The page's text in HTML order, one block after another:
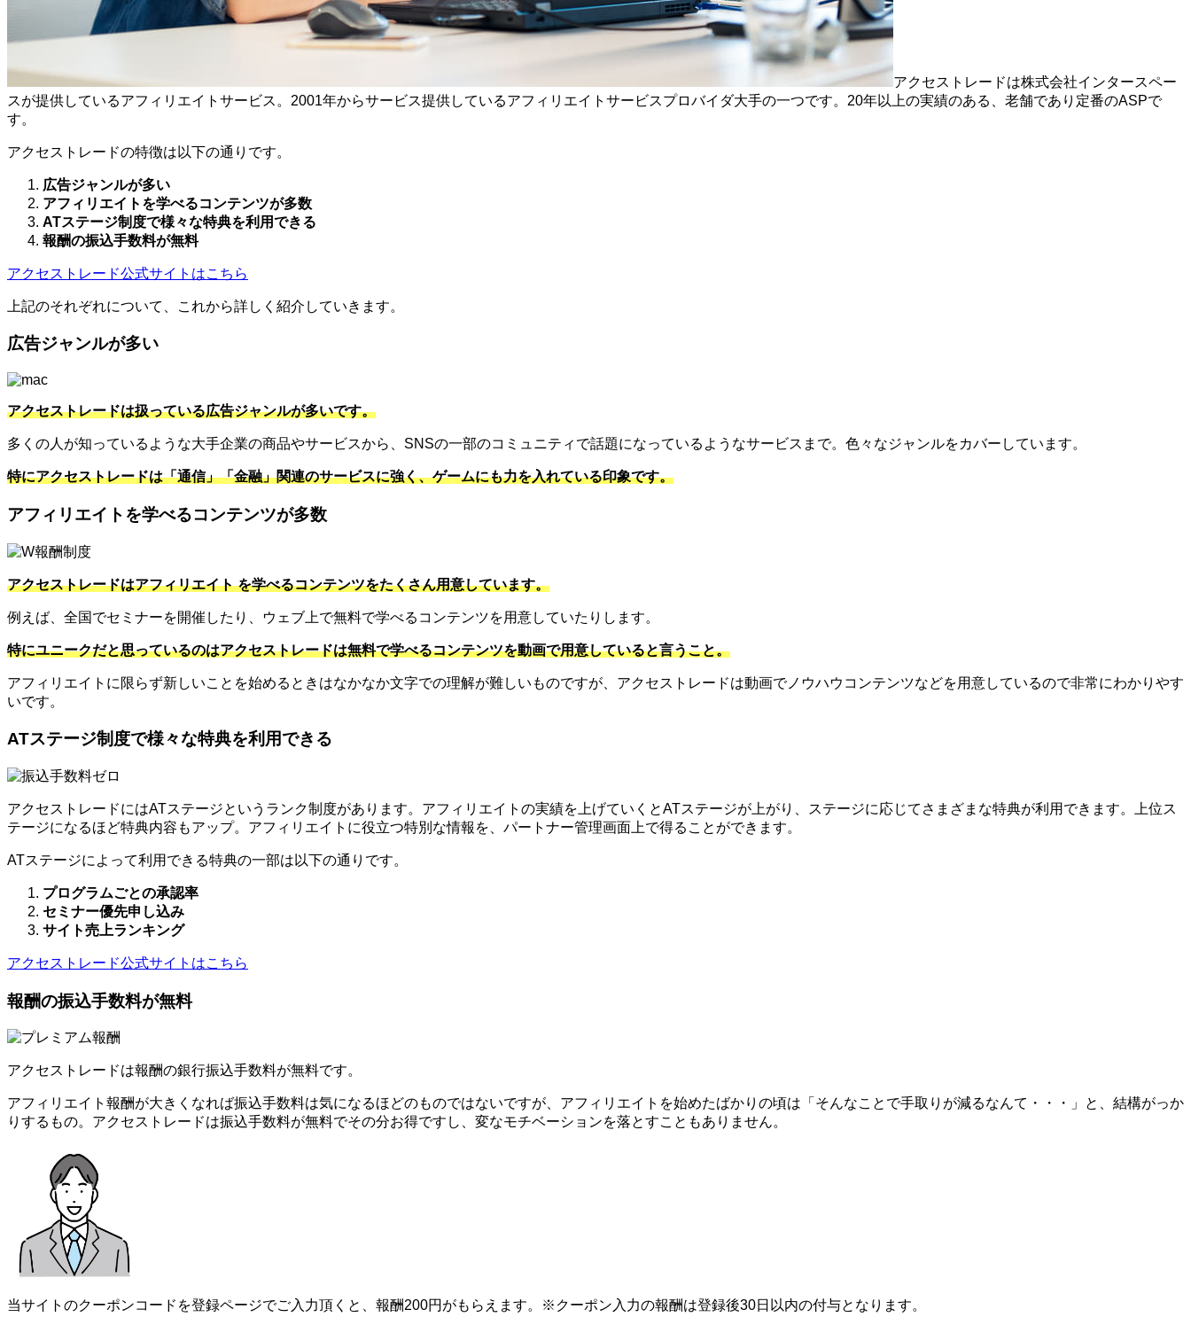
アクセストレードは株式会社インタースペー
スが提供しているアフィリエイトサービス。2001年からサービス提供しているアフィリエイトサービスプロバイダ大手の一つです。20年以上の実績のある、老舗であり定番のASPで
す。
アクセストレードの特徴は以下の通りです。
広告ジャンルが多い
アフィリエイトを学べるコンテンツが多数
ATステージ制度で様々な特典を利用できる
報酬の振込手数料が無料
アクセストレード公式サイトはこちら
上記のそれぞれについて、これから詳しく紹介していきます。
広告ジャンルが多い
アクセストレードは扱っている広告ジャンルが多いです。
多くの人が知っているような大手企業の商品やサービスから、SNSの一部のコミュニティで話題になっているようなサービスまで。色々なジャンルをカバーしています。
特にアクセストレードは「通信」「金融」関連のサービスに強く、ゲームにも力を入れている印象です。
アフィリエイトを学べるコンテンツが多数
アクセストレードはアフィリエイト を学べるコンテンツをたくさん用意しています。
例えば、全国でセミナーを開催したり、ウェブ上で無料で学べるコンテンツを用意していたりします。
特にユニークだと思っているのはアクセストレードは無料で学べるコンテンツを動画で用意していると言うこと。
アフィリエイトに限らず新しいことを始めるときはなかなか文字での理解が難しいものですが、アクセストレードは動画でノウハウコンテンツなどを用意しているので非常にわかりやす
いです。
ATステージ制度で様々な特典を利用できる
アクセストレードにはATステージというランク制度があります。アフィリエイトの実績を上げていくとATステージが上がり、ステージに応じてさまざまな特典が利用できます。上位ス
テージになるほど特典内容もアップ。アフィリエイトに役立つ特別な情報を、パートナー管理画面上で得ることができます。
ATステージによって利用できる特典の一部は以下の通りです。
プログラムごとの承認率
セミナー優先申し込み
サイト売上ランキング
アクセストレード公式サイトはこちら
報酬の振込手数料が無料
アクセストレードは報酬の銀行振込手数料が無料です。
アフィリエイト報酬が大きくなれば振込手数料は気になるほどのものではないですが、アフィリエイトを始めたばかりの頃は「そんなことで手取りが減るなんて・・・」と、結構がっか
りするもの。アクセストレードは振込手数料が無料でその分お得ですし、変なモチベーションを落とすこともありません。
当サイトのクーポンコードを登録ページでご入力頂くと、報酬200円がもらえます。※クーポン入力の報酬は登録後30日以内の付与となります。